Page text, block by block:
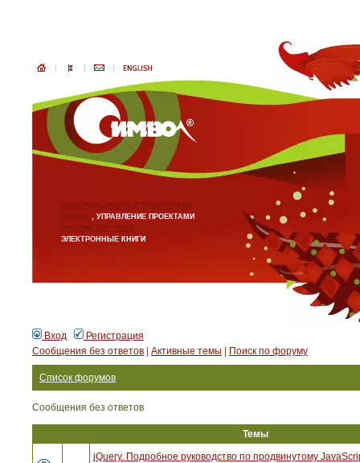
ИНФОРМАЦИОННЫЕ ТЕХНОЛОГИИ
БИЗНЕС, УПРАВЛЕНИЕ ПРОЕКТАМИ
АНГЛИЙСКИЙ ЯЗЫК
ЭЛЕКТРОННЫЕ КНИГИ
Вход
Регистрация
Сообщения без ответов
Активные темы Поиск по форуму
Список форумов
Сообщения без ответов
Темы
jQuery. Подробное руководство по продвинутому